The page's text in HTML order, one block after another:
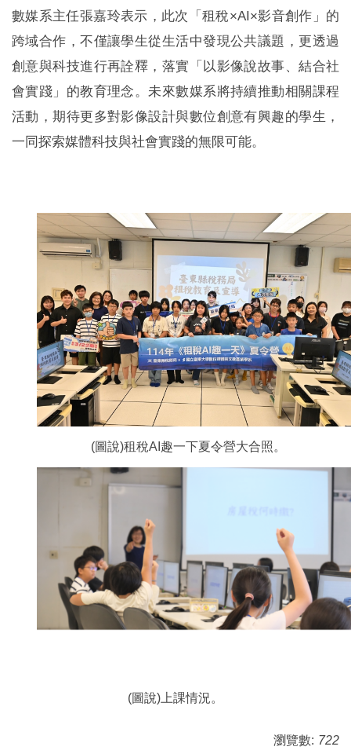
數媒系主任張嘉玲表示，此次「租稅×AI×影音創作」的
跨域合作，不僅讓學生從生活中發現公共議題，更透過
創意與科技進行再詮釋，落實「以影像說故事、結合社
會實踐」的教育理念。未來數媒系將持續推動相關課程
活動，期待更多對影像設計與數位創意有興趣的學生，
一同探索媒體科技與社會實踐的無限可能。
(圖說)租稅AI趣一下夏令營大合照。
(圖說)上課情況。
瀏覽數: 722